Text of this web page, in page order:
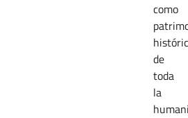
como
de
toda
la